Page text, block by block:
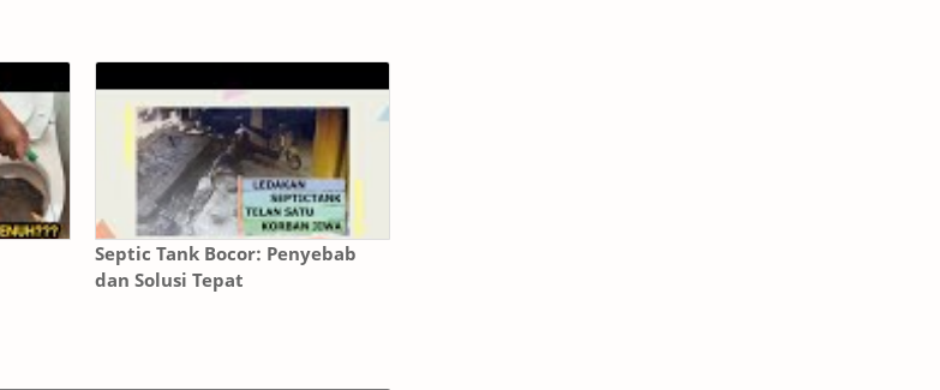
Septic Tank Bocor: Penyebab
dan Solusi Tepat